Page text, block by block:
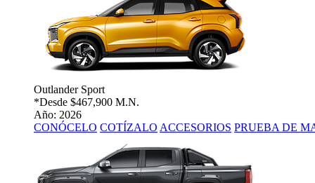
Outlander Sport
*Desde $467,900 M.N.
Año: 2026
CONÓCELO COTÍZALO ACCESORIOS PRUEBA DE